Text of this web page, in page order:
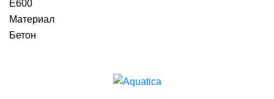
E600
Материал
Бетон